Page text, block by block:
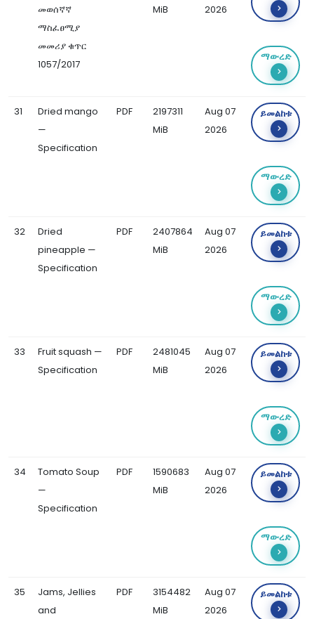
መወሰኛኛ
ማስፈፀሚያ
መመሪያ ቁጥር
1057/2017
MiB
2026
ማውረድ
31
Dried mango
—
Specification
PDF
2197311
MiB
Aug 07
2026
ይመልከቱ
ማውረድ
32
Dried
pineapple —
Specification
PDF
2407864
MiB
Aug 07
2026
ይመልከቱ
ማውረድ
33
Fruit squash —
Specification
PDF
2481045
MiB
Aug 07
2026
ይመልከቱ
ማውረድ
34
Tomato Soup
—
Specification
PDF
1590683
MiB
Aug 07
2026
ይመልከቱ
ማውረድ
35
Jams, Jellies
and
PDF
3154482
MiB
Aug 07
2026
ይመልከቱ